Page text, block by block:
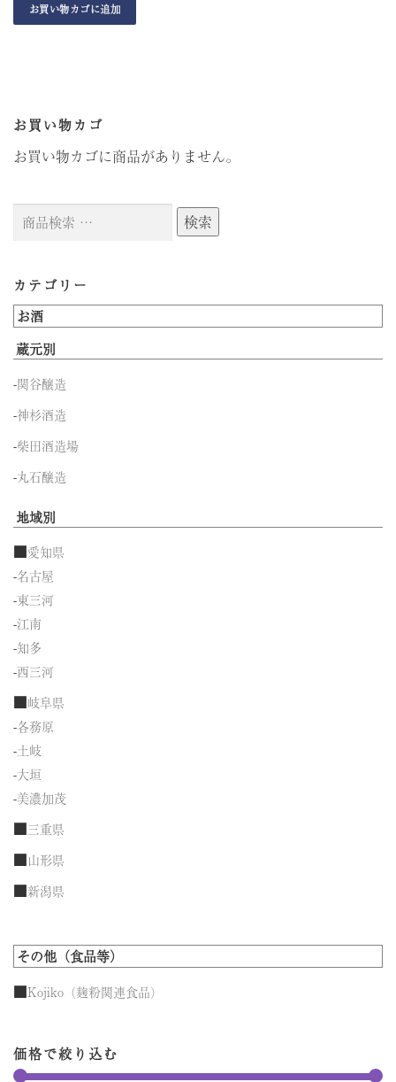
お買い物カゴに追加
お買い物カゴ
お買い物カゴに商品がありません。
検
象:
検索
カテゴリー
お酒
蔵元別
-関谷醸造
-神杉酒造
-柴田酒造場
-丸石醸造
地域別
■愛知県
-名古屋
-東三河
-江南
-知多
-西三河
■岐阜県
-各務原
-土岐
-大垣
-美濃加茂
■三重県
■山形県
■新潟県
その他（食品等）
■Kojiko（麹粉関連食品）
価格で絞り込む